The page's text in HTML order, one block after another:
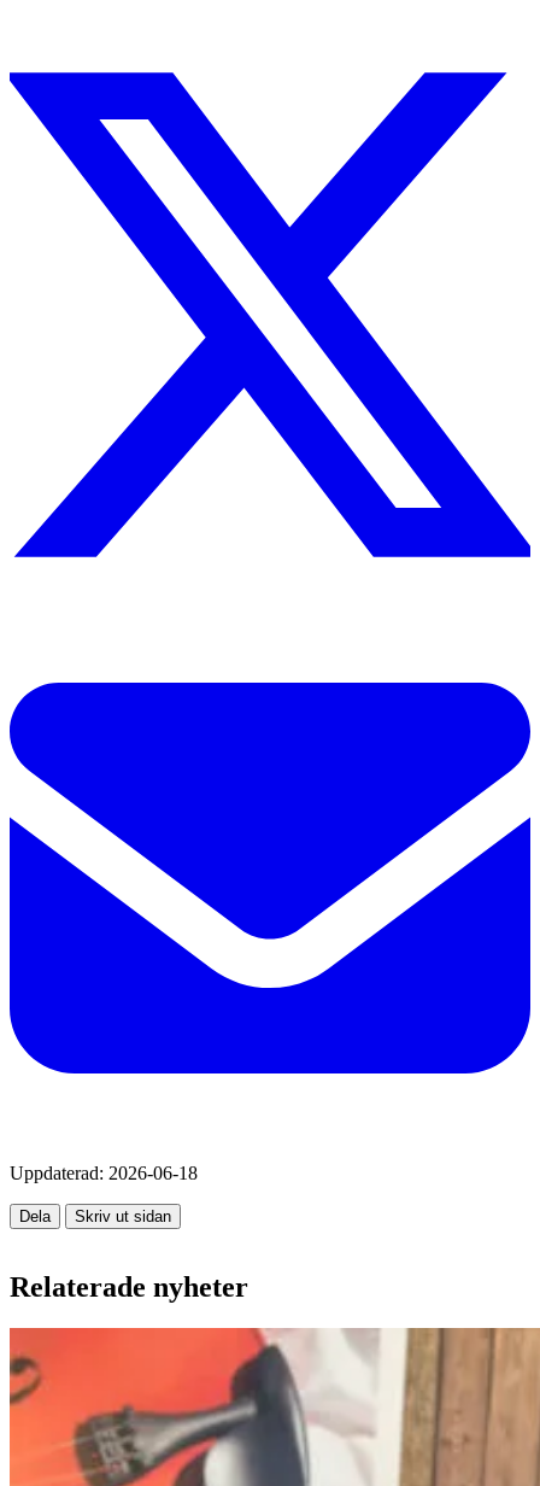
Uppdaterad: 2026-06-18
Dela Skriv ut sidan
Relaterade nyheter